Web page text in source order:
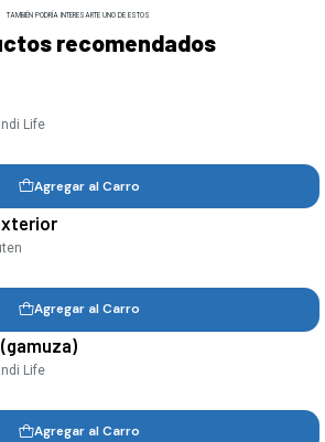
TAMBIÉN PODRÍA INTERESARTE UNO DE ESTOS
recomendados
Life
Agregar al Carro
Agregar al Carro
Life
Agregar al Carro